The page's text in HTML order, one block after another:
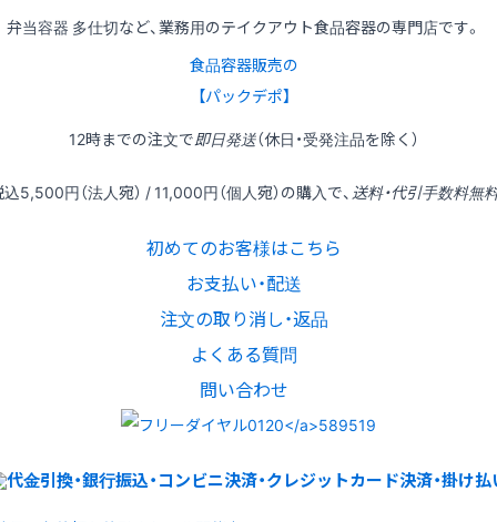
弁当容器 多仕切など、業務用のテイクアウト食品容器の専門店です。
食品容器販売の
【パックデポ】
12時までの注文で即日発送（休日・受発注品を除く）
込5,500円（法人宛） / 11,000円（個人宛）の購入で、 送料・代引手数料無
初めてのお客様はこちら
お支払い・配送
注文の取り消し・返品
よくある質問
問い合わせ